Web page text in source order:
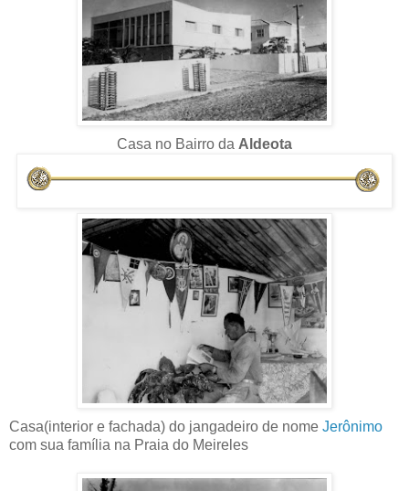
Casa no Bairro da Aldeota
Casa(interior e fachada) do jangadeiro de nome Jerônimo
com sua família na Praia do Meireles